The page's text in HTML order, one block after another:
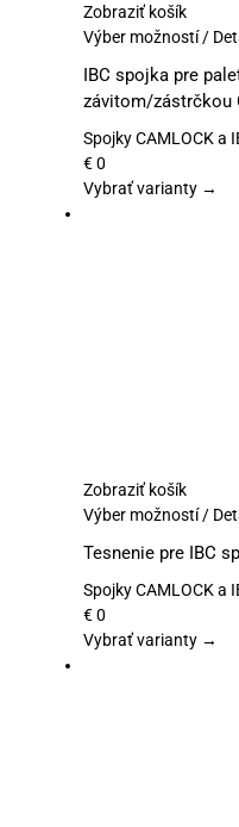
Zobraziť košík
Výber možností
má
si
/
IBC spojka pre
závitom/zástrčkou
Spojky CAMLOCK a
€0
Vybrať varianty →
Zobraziť košík
Výber možností
má
/
Tesnenie pre IBC
Spojky CAMLOCK a
€0
Vybrať varianty →